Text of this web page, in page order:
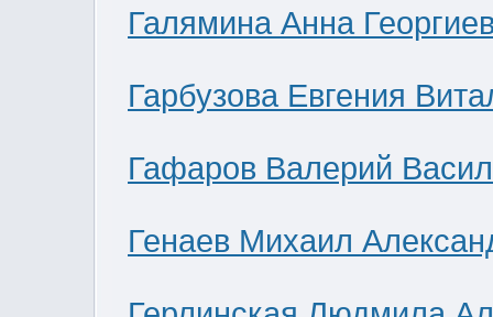
Галямина Анна
Гарбузова Евгения
Гафаров Валерий
Генаев Михаил